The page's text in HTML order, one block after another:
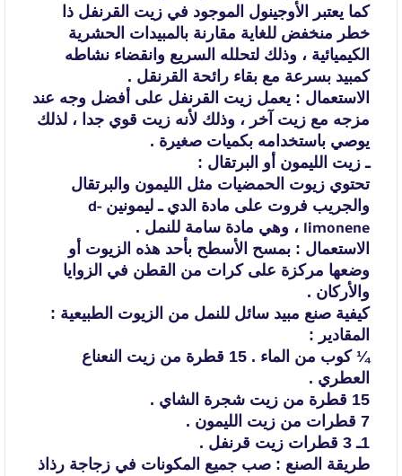
كما يعتبر الأوجينول الموجود في زيت القرنفل ذا
خطر منخفض للغاية مقارنة بالمبيدات الحشرية
الكيميائية ، وذلك لتحلله السريع وانقضاء نشاطه
كمبيد بسرعة مع بقاء رائحة القرنقل .
الاستعمال : يعمل زيت القرنفل على أفضل وجه عند
مزجه مع زيت آخر ، وذلك لأنه زيت قوي جدا ، لذلك
يوصي باستخدامه بكميات صغيرة .
ـ زيت الليمون أو البرتقال :
تحتوي زيوت الحمضيات مثل الليمون والبرتقال
والجريب فروت على مادة الدي ـ ليمونين d-
limonene ، وهي مادة سامة للنمل .
الاستعمال : بمسح الأسطح بأحد هذه الزيوت أو
وضعها مركزة على كرات من القطن في الزوايا
والأركان .
كيفية صنع مبيد سائل للنمل من الزيوت الطبيعية :
المقادير :
¼ كوب من الماء .
15 قطرة من زيت النعناع
العطري .
15 قطرة من زيت شجرة الشاي .
7 قطرات من زيت الليمون .
1ـ 3 قطرات زيت قرنفل .
طريقة الصنع : صب جميع المكونات في زجاجة رذاذ